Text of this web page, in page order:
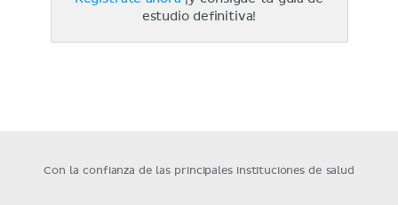
estudio definitiva!
Con la confianza de las principales instituciones de salud